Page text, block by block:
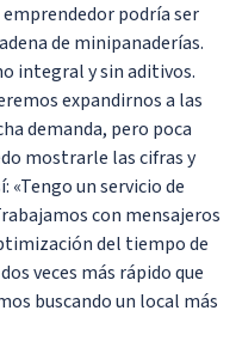
podría ser
de minipanaderías.
integral y sin aditivos.
expandirnos a las
demanda, pero poca
mostrarle las cifras y
«Tengo un servicio de
con mensajeros
del tiempo de
veces más rápido que
buscando un local más